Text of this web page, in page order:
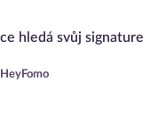
hledá svůj signature
HeyFomo